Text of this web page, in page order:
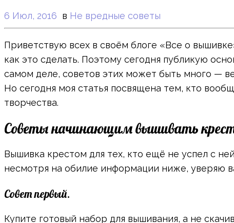
6 Июл, 2016 в Не вредные советы
Приветствую всех в своём блоге «Все о
как это сделать. Поэтому сегодня публикую
самом деле, советов этих может быть много —
Но сегодня моя статья посвящена тем, кто
творчества.
Советы начинающим вышивать
Вышивка крестом для тех, кто ещё не успел с
несмотря на обилие информации ниже, уверяю
Совет первый.
Купите готовый набор для вышивания, а не